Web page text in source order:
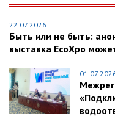
22.07.2026
Быть или не быть:
выставка EcoXpo